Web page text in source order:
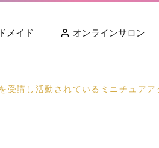
メイド オンラインサロン
講し活動されているミニチュア